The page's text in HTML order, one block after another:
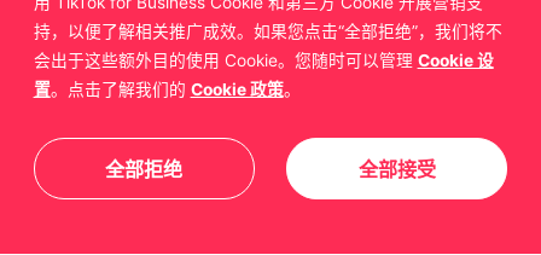
TikTok for Business 的支持
联系我们
持，以便了解相关推广成效。如果您点击“全部拒绝”，我们将不
会出于这些额外目的使用 Cookie。您随时可以管理 Cookie 设
置。点击了解我们的 Cookie 政策。
全部拒绝 全部接受